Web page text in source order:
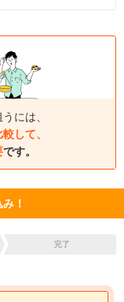
には、
して、
です。
！
完了